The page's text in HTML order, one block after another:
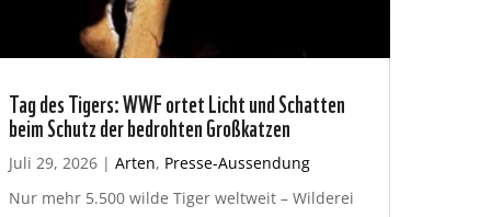
Tag des Tigers: WWF ortet Licht und Schatten
beim Schutz der bedrohten Großkatzen
Juli 29, 2026| Arten, Presse-Aussendung
Nur mehr 5.500 wilde Tiger weltweit – Wilderei